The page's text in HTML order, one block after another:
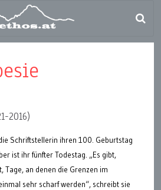
2016)
Schriftstellerin ihren 100. Geburtstag
ist ihr fünfter Todestag. „Es gibt,
Tage, an denen die Grenzen im
sehr scharf werden“, schreibt sie